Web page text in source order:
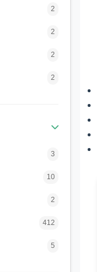
2
2
2
2
1
3
10
2
412
5